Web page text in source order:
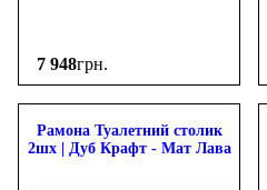
7 948грн.
Рамона Туалетний столик
2шх | Дуб Крафт - Мат Лава